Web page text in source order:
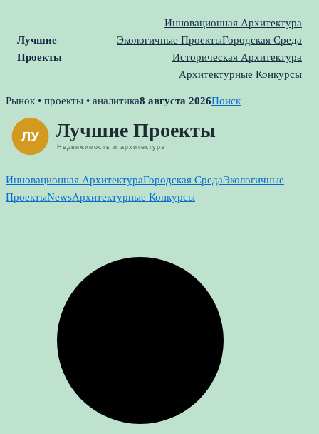
Лучшие
Проекты
Инновационная Архитектура
Экологичные ПроектыГородская Среда
Историческая Архитектура
Архитектурные Конкурсы
Skip
content
Рынок • проекты • аналитика8 августа 2026Поиск
Инновационная АрхитектураГородская СредаЭкологичные
ПроектыNewsАрхитектурные Конкурсы